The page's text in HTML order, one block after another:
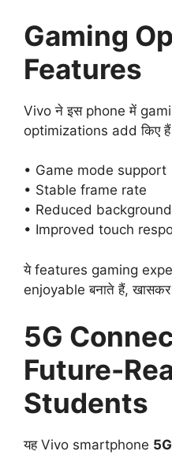
Gaming
Features
Vivo ने इस phone में
optimizations add किए
• Game mode support
• Stable frame rate
• Reduced
• Improved touch
ये features gaming
enjoyable बनाते हैं,
5G
Future-
Students
यह Vivo smartphone